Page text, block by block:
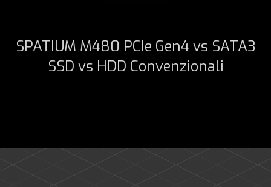
SPATIUM M480 PCIe Gen4 vs SATA3
SSD vs HDD Convenzionali